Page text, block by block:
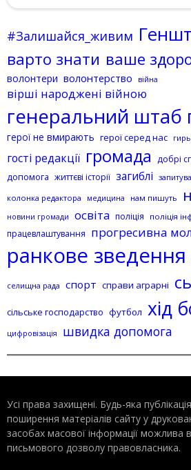
#Залишайся_живим
варто знати ваше
волонтери волонтерство війна
вірші народжені війною
генеральний штаб
герої не вмирають герої серед нас
гості редакції громада добрі
допомога життєві історії загиблі
колонка редактора
медицина нам пишуть
новини громади освіта поліція поліція
працевлаштування прогресивна
ранкове зведення
селищна рада спорт справи аграрні
сільське господарство футбол хід
цифровізація швидка допомога
Усі права захищені. Будь-яка
поширення матеріалів сайту у
засобах масової інформації можлива
письмового дозволу правовласника.